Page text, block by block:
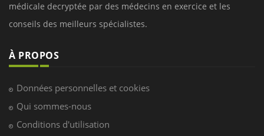
médicale decryptée par des médecins en exercice et les
conseils des meilleurs spécialistes.
À PROPOS
Données personnelles et cookies
Qui sommes-nous
Conditions d'utilisation